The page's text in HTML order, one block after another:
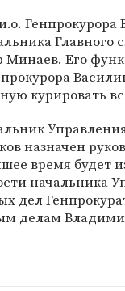
Главного
Его
курировать
назначен
время будет
начальника
дел
делам